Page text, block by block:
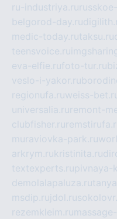
ru-industriya.ru
belgorod-day.ru
medic-today.rutaksu.ru
teensvoice.ru
eva-elfie.rufoto-tur.ru
veslo-i-yakor.ru
regionufa.ruweiss-
universalia.ru remont-
clubfisher.ru
muraviovka-park.ru
arkrym.rukristinita.ru
textexperts.rupivnaya-
demolalapaluza.ru
msdip.ru jdol.ru
rezemkleim.ru